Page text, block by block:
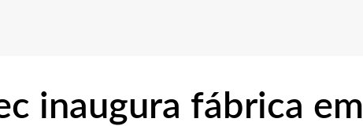
inaugura fábrica em